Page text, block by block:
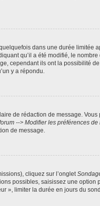
dans une durée limitée
qu’il a été modifié, le nombre
cependant ils ont la possibilité
y a répondu.
de rédaction de message.
--> Modifier les préférences de
de message.
cliquez sur l’onglet
possibles, saisissez une option
», limiter la durée en jours du